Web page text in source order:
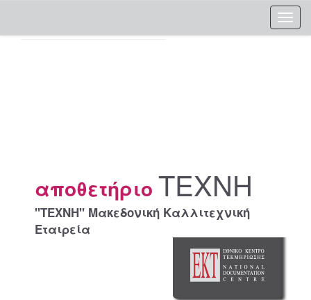
αποθετήριο ΤΕΧΝΗ
"ΤΕΧΝΗ" Μακεδονική Καλλιτεχνική
Εταιρεία